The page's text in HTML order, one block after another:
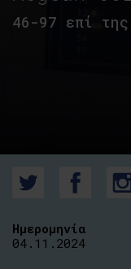
46-97 επί της
Ημερομηνία
04.11.2024